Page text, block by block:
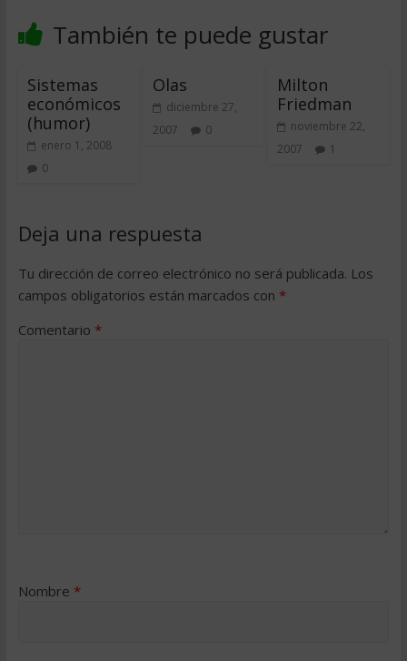
También te puede gustar
Sistemas
económicos
(humor)
enero 1, 2008
0
Olas
diciembre 27,
2007
0
Milton
Friedman
noviembre 22,
2007
1
Deja una respuesta
Tu dirección de correo electrónico no será publicada. Los
campos obligatorios están marcados con *
Comentario *
Nombre *